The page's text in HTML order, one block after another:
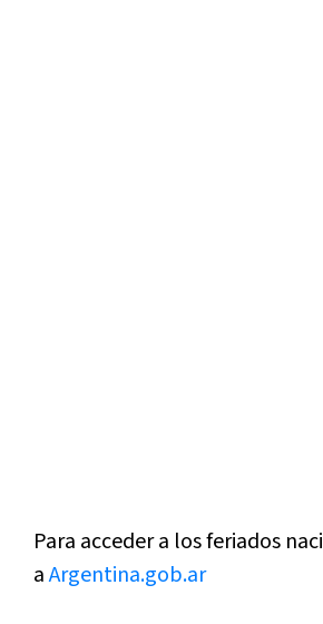
Para acceder a los feriados
aArgentina.gob.ar